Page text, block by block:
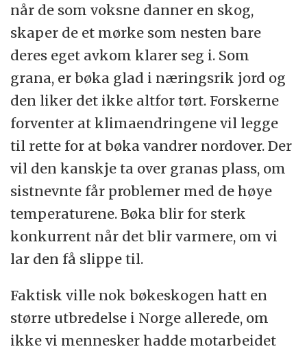
når de som voksne danner en skog,
skaper de et mørke som nesten bare
deres eget avkom klarer seg i. Som
grana, er bøka glad i næringsrik jord og
den liker det ikke altfor tørt. Forskerne
forventer at klimaendringene vil legge
til rette for at bøka vandrer nordover. Der
vil den kanskje ta over granas plass, om
sistnevnte får problemer med de høye
temperaturene. Bøka blir for sterk
konkurrent når det blir varmere, om vi
lar den få slippe til.
Faktisk ville nok bøkeskogen hatt en
større utbredelse i Norge allerede, om
ikke vi mennesker hadde motarbeidet